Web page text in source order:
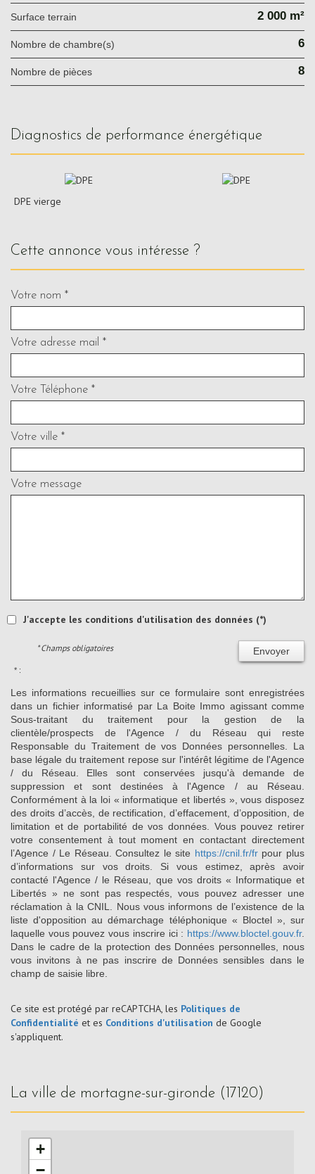
surface terrain 2 000 m²
Nombre de chambre(s) 6
Nombre de pièces 8
diagnostics de performance énergétique
DPE vierge
cette annonce vous intéresse ?
Votre nom *
Votre adresse mail *
Votre Téléphone *
Votre ville *
Votre message
J'accepte les conditions d'utilisation des données (*)
Envoyer
* Champs obligatoires
* :
Les informations recueillies sur ce formulaire sont enregistrées
dans un fichier informatisé par La Boite Immo agissant comme
Sous-traitant du traitement pour la gestion de la
clientèle/prospects de l'Agence / du Réseau qui reste
Responsable du Traitement de vos Données personnelles. La
base légale du traitement repose sur l'intérêt légitime de l'Agence
/ du Réseau. Elles sont conservées jusqu'à demande de
suppression et sont destinées à l'Agence / au Réseau.
Conformément à la loi « informatique et libertés », vous disposez
des droits d’accès, de rectification, d’effacement, d’opposition, de
limitation et de portabilité de vos données. Vous pouvez retirer
votre consentement à tout moment en contactant directement
l’Agence / Le Réseau. Consultez le site https://cnil.fr/frpour plus
d’informations sur vos droits. Si vous estimez, après avoir
contacté l'Agence / le Réseau, que vos droits « Informatique et
Libertés » ne sont pas respectés, vous pouvez adresser une
réclamation à la CNIL. Nous vous informons de l’existence de la
liste d'opposition au démarchage téléphonique « Bloctel », sur
laquelle vous pouvez vous inscrire ici : https://www.bloctel.gouv.fr.
Dans le cadre de la protection des Données personnelles, nous
vous invitons à ne pas inscrire de Données sensibles dans le
champ de saisie libre.
Ce site est protégé par reCAPTCHA, les Politiques de
Confidentialité et es Conditions d'utilisation de Google
s'appliquent.
la ville de mortagne-sur-gironde (17120)
+
−